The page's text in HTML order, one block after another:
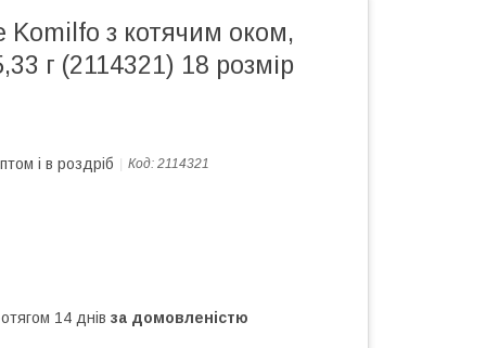
Komilfo з котячим оком,
г (2114321) 18 розмір
і в роздріб Код: 2114321
14 днів за домовленістю